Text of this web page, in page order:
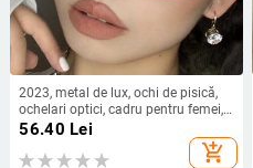
2023, metal de lux, ochi de pisică,
ochelari optici, cadru pentru femei,
modă transparentă, modă
transparentă, ochelari de vedere
goli pentru computer
56.40 Lei
add_shopping_cart